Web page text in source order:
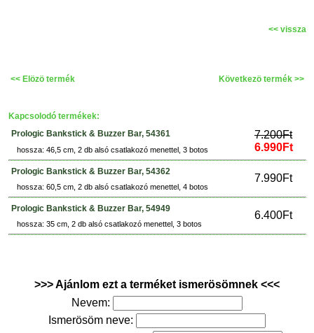
<< vissza
<< Elözö termék Következö termék >>
Kapcsolodó termékek:
Prologic Bankstick & Buzzer Bar, 54361
7.200Ft
6.990Ft
hossza: 46,5 cm, 2 db alsó csatlakozó menettel, 3 botos
Prologic Bankstick & Buzzer Bar, 54362
7.990Ft
hossza: 60,5 cm, 2 db alsó csatlakozó menettel, 4 botos
Prologic Bankstick & Buzzer Bar, 54949
6.400Ft
hossza: 35 cm, 2 db alsó csatlakozó menettel, 3 botos
>>> Ajánlom ezt a terméket ismerösömnek <<<
Nevem:
Ismerösöm neve: